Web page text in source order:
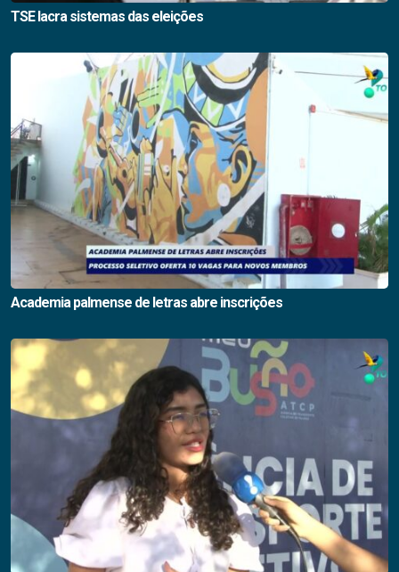
TSE lacra sistemas das eleições
Academia palmense de letras abre inscrições